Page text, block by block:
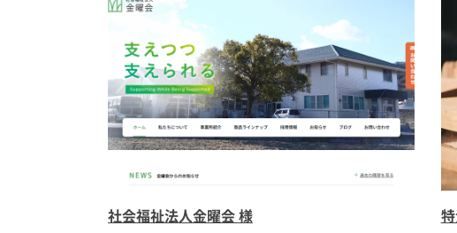
社会福祉法人金曜会 様